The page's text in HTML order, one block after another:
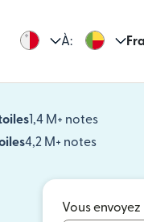
À:
1,4 M+ notes
4,2 M+ notes
(s'ouvre
Vous envoyez